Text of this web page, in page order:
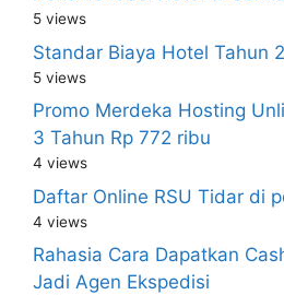
5 views
Standar Biaya Hotel Tahun
5 views
Promo Merdeka Hosting
3 Tahun Rp 772 ribu
4 views
Daftar Online RSU Tidar di
4 views
Rahasia Cara Dapatkan
Jadi Agen Ekspedisi